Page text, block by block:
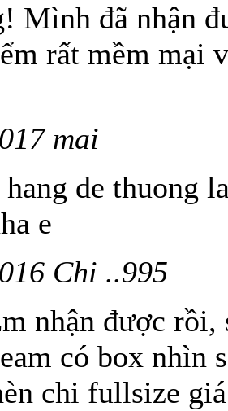
Mình đã nhận
rất mềm mại
mai
de thuong
e
Chi ..995
nhận được
có box nhìn
chi fullsize